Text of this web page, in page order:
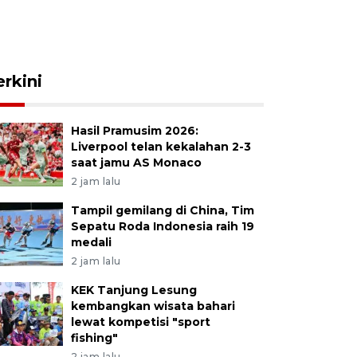
Hasil Pramusim 2026:
Liverpool telan kekalahan 2-3
saat jamu AS Monaco
2 jam lalu
Tampil gemilang di China, Tim
Sepatu Roda Indonesia raih 19
medali
2 jam lalu
KEK Tanjung Lesung
kembangkan wisata bahari
lewat kompetisi "sport
fishing"